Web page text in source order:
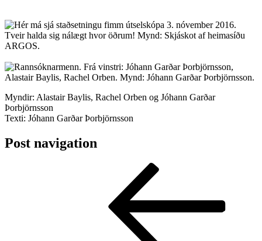
Myndir: Alastair Baylis, Rachel Orben og Jóhann Garðar
Þorbjörnsson
Texti: Jóhann Garðar Þorbjörnsson
Post navigation